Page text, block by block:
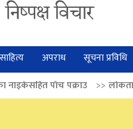
अपराध सूचना प्रविधि
>>लोकतान्त्रिक मूल्य सुदृढ